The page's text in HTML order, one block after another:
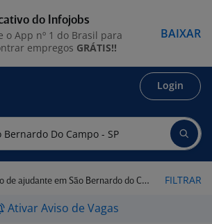
Login
ajudante em São Bernardo do Campo - SP FILTRAR
Ativar Aviso de Vagas
do Infojobs
o App nº 1 do Brasil para
empregos GRÁTIS!!
BAIXAR